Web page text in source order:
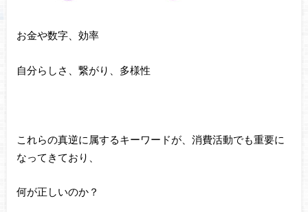
お金や数字、効率
自分らしさ、繋がり、多様性
これらの真逆に属するキーワードが、消費活動でも重要に
なってきており、
何が正しいのか？